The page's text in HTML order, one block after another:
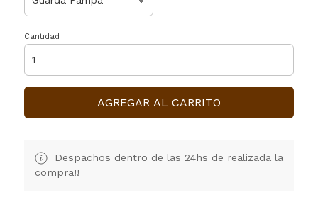
Cantidad
AGREGAR AL CARRITO
Despachos dentro de las 24hs de realizada la
compra!!